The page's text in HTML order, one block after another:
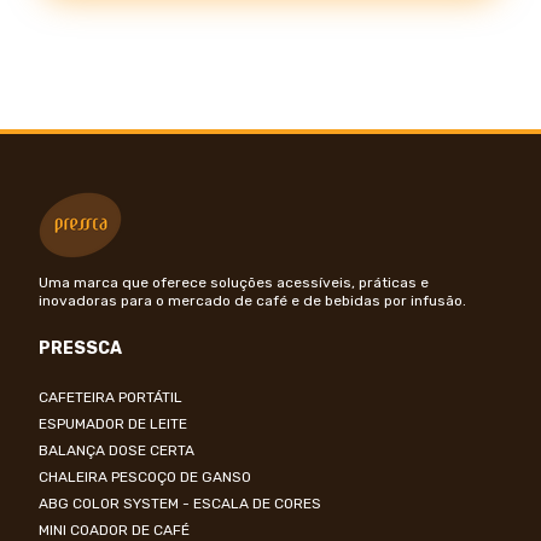
Uma marca que oferece soluções acessíveis, práticas e
inovadoras para o mercado de café e de bebidas por infusão.
PRESSCA
CAFETEIRA PORTÁTIL
ESPUMADOR DE LEITE
BALANÇA DOSE CERTA
CHALEIRA PESCOÇO DE GANSO
ABG COLOR SYSTEM - ESCALA DE CORES
MINI COADOR DE CAFÉ